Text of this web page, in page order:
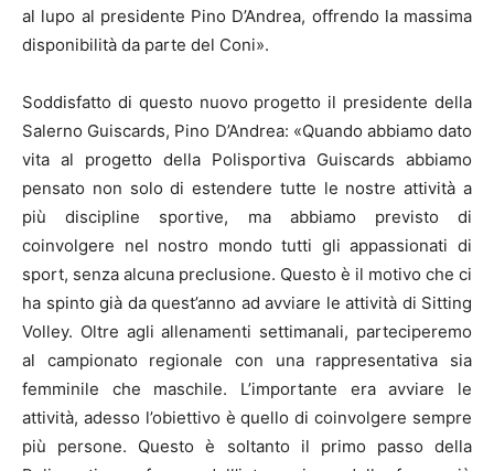
al lupo al presidente Pino D’Andrea, offrendo la massima
disponibilità da parte del Coni».
Soddisfatto di questo nuovo progetto il presidente della
Salerno Guiscards, Pino D’Andrea: «Quando abbiamo dato
vita al progetto della Polisportiva Guiscards abbiamo
pensato non solo di estendere tutte le nostre attività a
più discipline sportive, ma abbiamo previsto di
coinvolgere nel nostro mondo tutti gli appassionati di
sport, senza alcuna preclusione. Questo è il motivo che ci
ha spinto già da quest’anno ad avviare le attività di Sitting
Volley. Oltre agli allenamenti settimanali, parteciperemo
al campionato regionale con una rappresentativa sia
femminile che maschile. L’importante era avviare le
attività, adesso l’obiettivo è quello di coinvolgere sempre
più persone. Questo è soltanto il primo passo della